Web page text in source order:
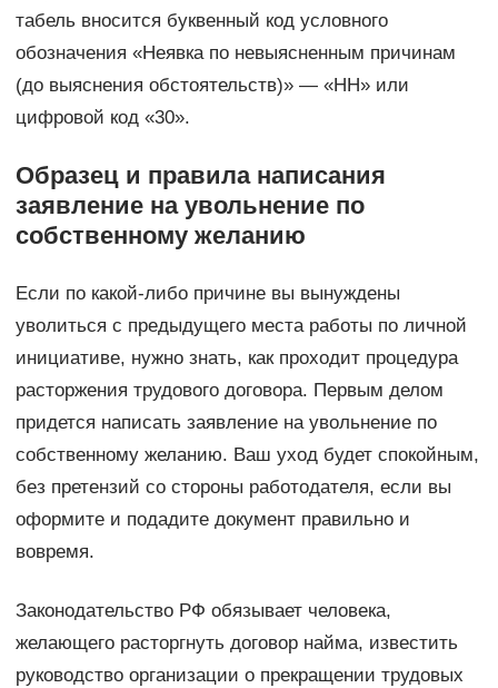
табель вносится буквенный код условного
обозначения «Неявка по невыясненным причинам
(до выяснения обстоятельств)» — «НН» или
цифровой код «30».
Образец и правила написания
заявление на увольнение по
собственному желанию
Если по какой-либо причине вы вынуждены
уволиться с предыдущего места работы по личной
инициативе, нужно знать, как проходит процедура
расторжения трудового договора. Первым делом
придется написать заявление на увольнение по
собственному желанию. Ваш уход будет спокойным,
без претензий со стороны работодателя, если вы
оформите и подадите документ правильно и
вовремя.
Законодательство РФ обязывает человека,
желающего расторгнуть договор найма, известить
руководство организации о прекращении трудовых